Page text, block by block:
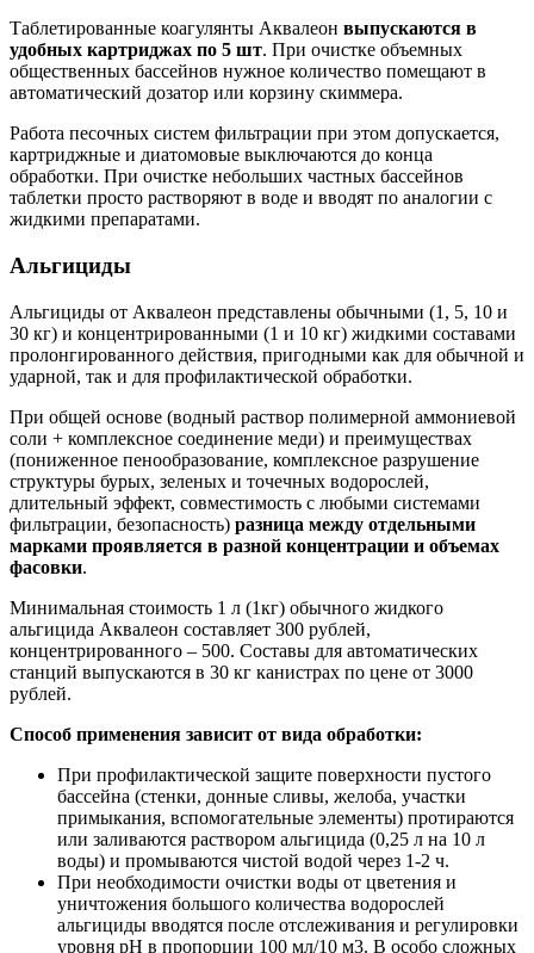
Таблетированные коагулянты Аквалеон выпускаются в
удобных картриджах по 5 шт. При очистке объемных
общественных бассейнов нужное количество помещают в
автоматический дозатор или корзину скиммера.
Работа песочных систем фильтрации при этом допускается,
картриджные и диатомовые выключаются до конца
обработки. При очистке небольших частных бассейнов
таблетки просто растворяют в воде и вводят по аналогии с
жидкими препаратами.
Альгициды
Альгициды от Аквалеон представлены обычными (1, 5, 10 и
30 кг) и концентрированными (1 и 10 кг) жидкими составами
пролонгированного действия, пригодными как для обычной и
ударной, так и для профилактической обработки.
При общей основе (водный раствор полимерной аммониевой
соли + комплексное соединение меди) и преимуществах
(пониженное пенообразование, комплексное разрушение
структуры бурых, зеленых и точечных водорослей,
длительный эффект, совместимость с любыми системами
фильтрации, безопасность) разница между отдельными
марками проявляется в разной концентрации и объемах
фасовки.
Минимальная стоимость 1 л (1кг) обычного жидкого
альгицида Аквалеон составляет 300 рублей,
концентрированного – 500. Составы для автоматических
станций выпускаются в 30 кг канистрах по цене от 3000
рублей.
Способ применения зависит от вида обработки:
При профилактической защите поверхности пустого
бассейна (стенки, донные сливы, желоба, участки
примыкания, вспомогательные элементы) протираются
или заливаются раствором альгицида (0,25 л на 10 л
воды) и промываются чистой водой через 1-2 ч.
При необходимости очистки воды от цветения и
уничтожения большого количества водорослей
альгициды вводятся после отслеживания и регулировки
уровня рН в пропорции 100 мл/10 м3. В особо сложных